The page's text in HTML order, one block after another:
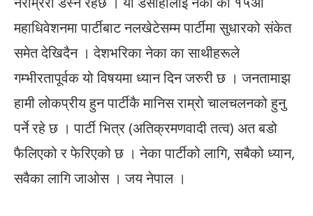
महाधिवेशनमा पार्टीबाट नलखेटेसम्म पार्टीमा सुधारको संकेत
समेत देखिदैन । देशभरिका नेका का साथीहरूले
गम्भीरतापूर्वक यो विषयमा ध्यान दिन जरुरी छ । जनतामाझ
हामी लोकप्रीय हुन पार्टीकै मानिस राम्रो चालचलनको हुनु
पर्ने रहे छ । पार्टी भित्र (अतिक्रमणवादी तत्व) अत बडो
फैलिएको र फेरिएको छ । नेका पार्टीको लागि, सबैको ध्यान,
सवैका लागि जाओस । जय नेपाल ।